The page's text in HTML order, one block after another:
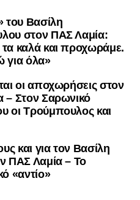
του Βασίλη
στον ΠΑΣ Λαμία:
καλά και προχωράμε.
για όλα»
οι αποχωρήσεις στον
– Στον Σαρωνικό
οι Τρούμπουλος και
και για τον Βασίλη
ΠΑΣ Λαμία – Το
«αντίο»